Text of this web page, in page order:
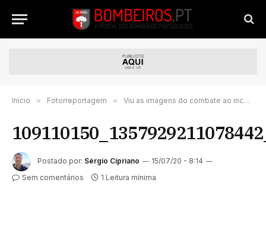
Início » Fotorreportagem » Viu as imagens do combate ao incêndio na Base Naval de San Diego?
Postado por: Sérgio Cipriano
15/07/20 - 8:14
Sem comentários
1 Leitura mínima